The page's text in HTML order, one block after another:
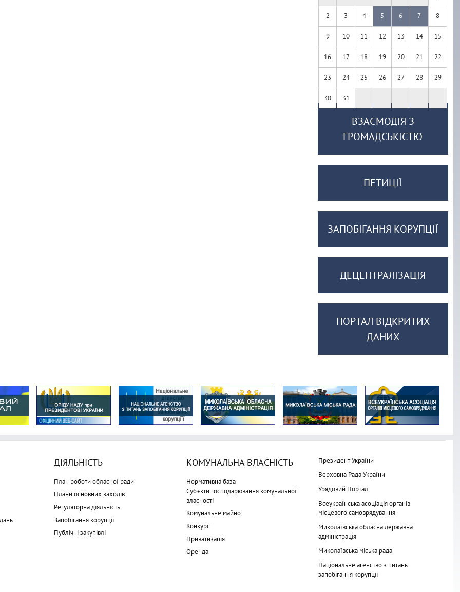
2 3 4 5 6 7 8
9 10 11 12 13 14 15
16 17 18 19 20 21 22
23 24 25 26 27 28 29
30 31
ВЗАЄМОДІЯ З
ГРОМАДСЬКІСТЮ
ПЕТИЦІЇ
ЗАПОБІГАННЯ КОРУПЦІЇ
ДЕЦЕНТРАЛІЗАЦІЯ
ПОРТАЛ ВІДКРИТИХ
ДАНИХ
ДІЯЛЬНІСТЬ
План роботи обласної ради
Плани основних заходів
Регуляторна діяльність
Запобігання корупції
Публічні закупівлі
КОМУНАЛЬНА ВЛАСНІСТЬ
Нормативна база
Суб'єкти господарювання комунальної
власності
Комунальне майно
Конкурс
Приватизація
Оренда
Президент України
Верховна Рада України
Урядовий Портал
Всеукраїнська асоціація органів
місцевого самоврядування
Миколаївська обласна державна
адміністрація
Миколаївська міська рада
Національне агенство з питань
запобігання корупції